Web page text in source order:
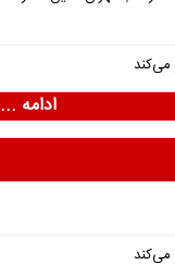
می‌کند
ادامه ...
می‌کند